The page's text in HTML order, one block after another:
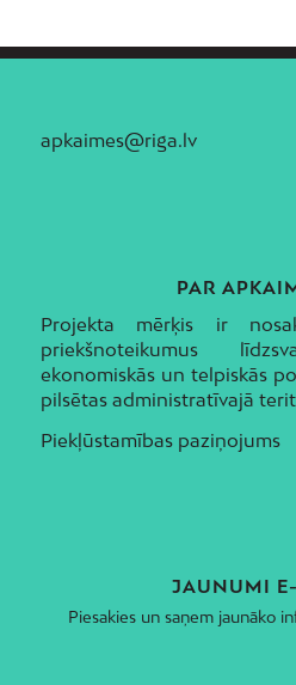
apkaimes@riga.lv
PAR
Projekta mērķis ir
priekšnoteikumus
ekonomiskās un telpiskās
pilsētas administratīvajā
Piekļūstamības paziņojums
JAUNUMI
Piesakies un saņem jaunāko